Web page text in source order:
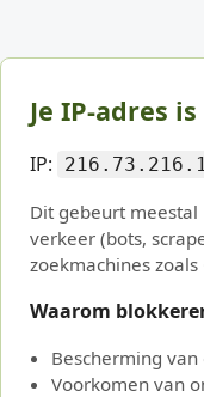
Je IP-adres
IP:
Dit gebeurt
verkeer (bots,
zoekmachines
Waarom
Bescherming
Voorkomen van